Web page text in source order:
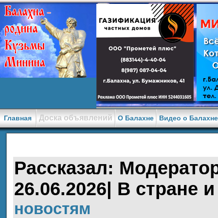
Главная Доска объявлений О Балахне Видео о
Рассказал:
26.06.2026| В стране
новостям